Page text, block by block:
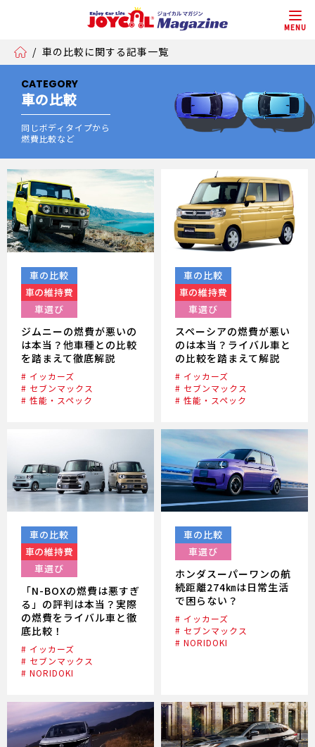
MENU
/ 車の比較に関する記事一覧
CATEGORY
車の比較
同じボディタイプから
燃費比較など
車の比較
車の維持費
車選び
ジムニーの燃費が悪いの
は本当？他車種との比較
を踏まえて徹底解説
# イッカーズ
# セブンマックス
# 性能・スペック
車の比較
車の維持費
車選び
スペーシアの燃費が悪い
のは本当？ライバル車と
の比較を踏まえて解説
# イッカーズ
# セブンマックス
# 性能・スペック
車の比較
車の維持費
車選び
「N-BOXの燃費は悪すぎ
る」の評判は本当？実際
の燃費をライバル車と徹
底比較！
# イッカーズ
# セブンマックス
# NORIDOKI
車の比較
車選び
ホンダスーパーワンの航
続距離274㎞は日常生活
で困らない？
# イッカーズ
# セブンマックス
# NORIDOKI